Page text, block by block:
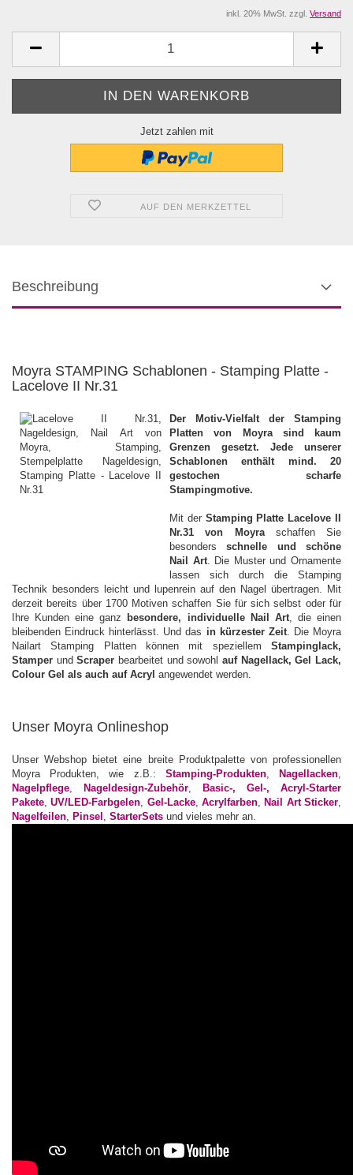
inkl. 20% MwSt. zzgl. Versand
Jetzt zahlen mit
AUF DEN MERKZETTEL
Beschreibung
Moyra STAMPING Schablonen - Stamping Platte -
Lacelove II Nr.31
Der Motiv-Vielfalt der Stamping
Platten von Moyra sind kaum
Grenzen gesetzt. Jede unserer
Schablonen enthält mind. 20
gestochen scharfe
Stampingmotive.
Mit der Stamping Platte Lacelove II
Nr.31 von Moyraschaffen Sie
besondersschnelle und schöne
Nail Art. Die Muster und Ornamente
lassen sich durch die Stamping
Technik besonders leicht und lupenrein auf den Nagel übertragen. Mit
derzeit bereits über 1700 Motiven schaffen Sie für sich selbst oder für
Ihre Kunden eine ganz besondere, individuelle Nail Art, die einen
bleibenden Eindruck hinterlässt. Und das in kürzester Zeit. Die Moyra
Nailart Stamping Platten können mit speziellem Stampinglack,
Stamper undScraperbearbeitet und sowohlauf Nagellack, Gel Lack,
Colour Gel als auch auf Acryl angewendet werden.
Unser Moyra Onlineshop
Unser Webshop bietet eine breite Produktpalette von professionellen
Moyra Produkten, wie z.B.: Stamping-Produkten, Nagellacken
Nagelpflege
Nageldesign-Zubehör
Basic-, Gel-, Acryl-Starter
Pakete ,UV/LED-Farbgelen Gel-Lacke,Acrylfarben ,Nail Art Sticker
Nagelfeilen Pinsel StarterSets und vieles mehr an.